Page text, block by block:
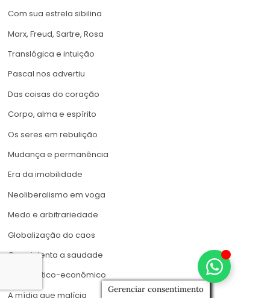
Com sua estrela sibilina
Marx, Freud, Sartre, Rosa
Translógica e intuição
Pascal nos advertiu
Das coisas do coração
Corpo, alma e espírito
Os seres em rebulição
Mudança e permanência
Era da imobilidade
Neoliberalismo em voga
Medo e arbitrariedade
Globalização do caos
Que violenta a saudade
Viés político-econômico
A mídia que malícia
Gerenciar consentimento